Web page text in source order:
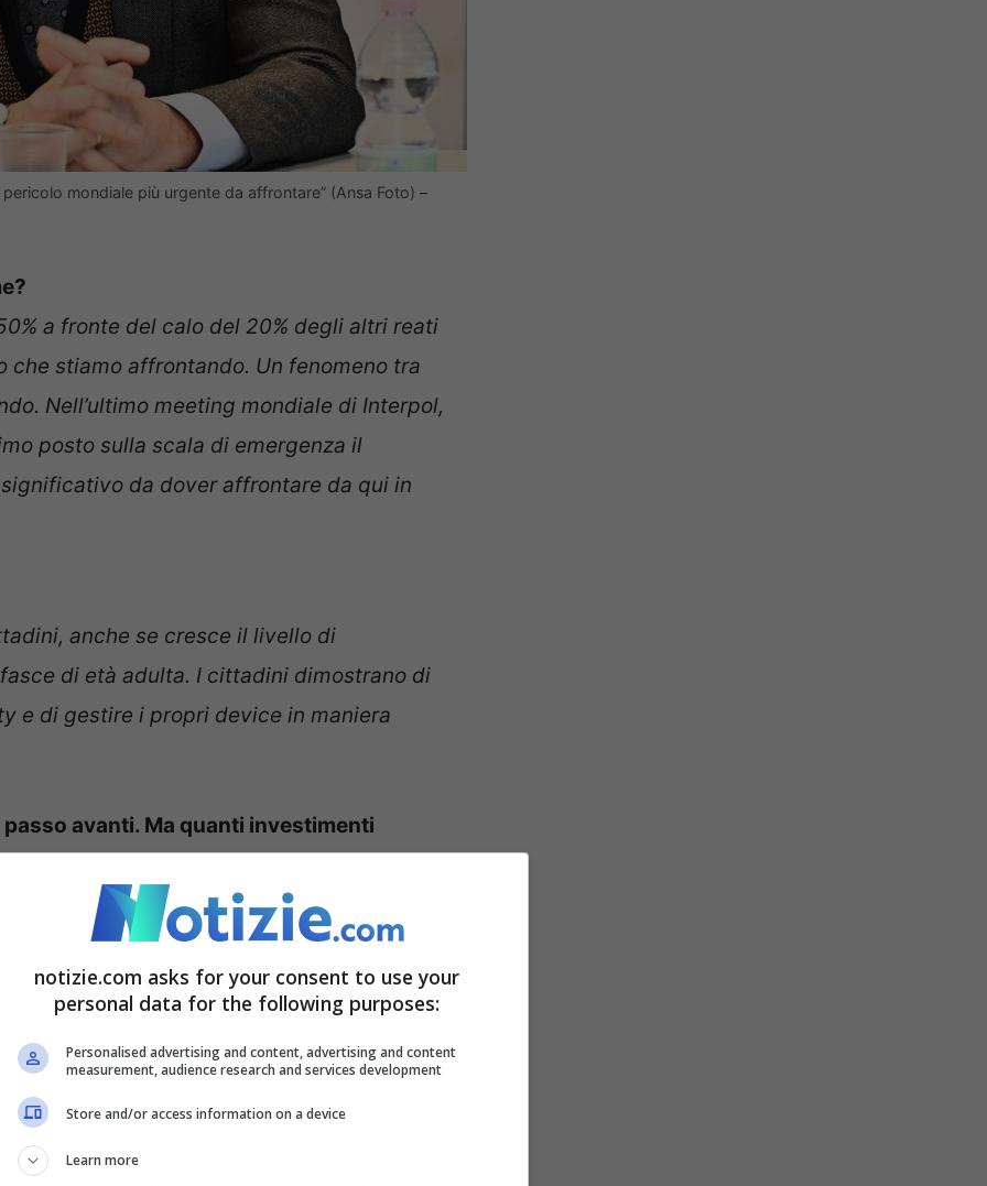
mondiale più urgente da affrontare” (Ansa Foto) –
a fronte del calo del 20% degli altri reati
che stiamo affrontando. Un fenomeno tra
Nell’ultimo meeting mondiale di Interpol,
posto sulla scala di emergenza il
da dover affrontare da qui in
anche se cresce il livello di
di età adulta. I cittadini dimostrano di
e di gestire i propri device in maniera
passo avanti. Ma quanti investimenti
l’Italia resta ancora nelle ultime posizioni tra i
in sicurezza, ma lo 0.1% del Pil investito ha
progettualità e stimoli,anche attraverso
dell’Acn, o gli investimenti finanziati
sicurezza delle infrastrutture digitali.L’Italia
avviato un percorso che comincia a fare i
notizie.com asks for your consent to use your
personal data for the following purposes:
Personalised advertising and content, advertising and content
measurement, audience research and services development
Store and/or access information on a device
Learn more